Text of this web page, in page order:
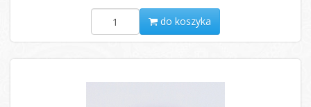
do koszyka